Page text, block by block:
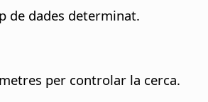
de dades determinat.
per controlar la cerca.